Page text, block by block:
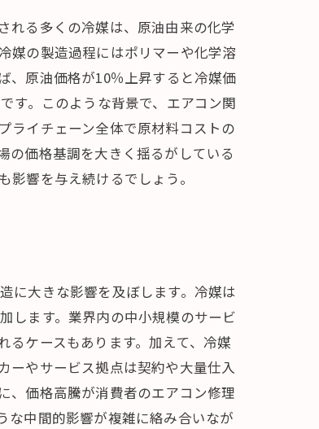
れる多くの冷媒は、原油由来の化学
媒の製造過程にはポリマーや化学溶
、原油価格が10％上昇すると冷媒価
す。このような背景で、エアコン関
ライチェーン全体で原材料コストの
の価格基調を大きく揺るがしている
響を与え続けるでしょう。
に大きな影響を及ぼします。冷媒は
します。業界内の中小規模のサービ
ケースもあります。加えて、冷媒
ーやサービス拠点は契約や大量仕入
、価格高騰が消費者のエアコン修理
な中間的影響が複雑に絡み合いなが